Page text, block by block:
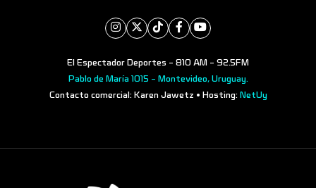
El Espectador Deportes - 810 AM - 92.5FM
Pablo de María 1015 - Montevideo, Uruguay.
Contacto comercial: Karen Jawetz • Hosting: NetUy